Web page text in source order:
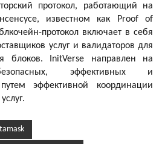
протокол, работающий на
известном как Proof of
протокол включает в себя
услуг и валидаторов для
блоков. InitVerse направлен на
эффективных и
эффективной координации